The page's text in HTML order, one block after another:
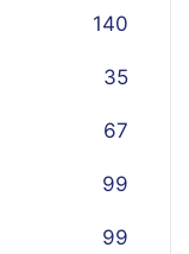
140
35
67
99
99